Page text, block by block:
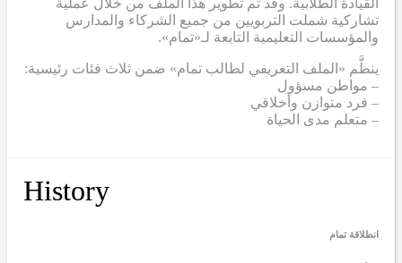
تشاركية شملت التربويين من جميع الشركاء والمدارس
والمؤسسات التعليمية التابعة لـ«تمام».
ينظَّم «الملف التعريفي لطالب تمام» ضمن ثلاث فئات رئيسية:
– مواطن مسؤول
– فرد متوازن وأخلاقي
– متعلم مدى الحياة
History
انطلاقة تمام